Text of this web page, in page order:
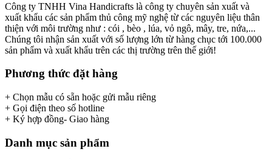
Công ty TNHH Vina Handicrafts là công ty chuyên sản xuất và
xuất khẩu các sản phẩm thủ công mỹ nghệ từ các nguyên liệu thân
thiện với môi trường như : cói , bèo , lúa, vỏ ngô, mây, tre, nứa,...
Chúng tôi nhận sản xuất với số lượng lớn từ hàng chục tới 100.000
sản phẩm và xuất khẩu trên các thị trường trên thế giới!
Phương thức đặt hàng
+ Chọn mẫu có sẵn hoặc gửi mẫu riêng
+ Gọi điện theo số hotline
+ Ký hợp đồng- Giao hàng
Danh mục sản phẩm